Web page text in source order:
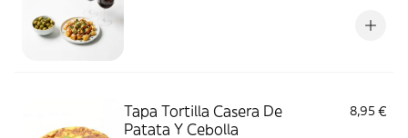
Tapa Tortilla Casera De
Patata Y Cebolla
8,95 €